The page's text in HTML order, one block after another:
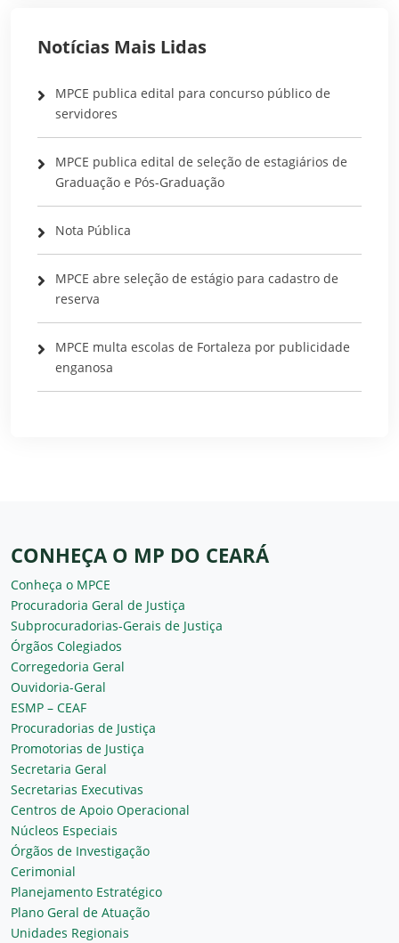
Notícias Mais Lidas
MPCE publica edital para concurso público de
servidores
MPCE publica edital de seleção de estagiários de
Graduação e Pós-Graduação
Nota Pública
MPCE abre seleção de estágio para cadastro de
reserva
MPCE multa escolas de Fortaleza por publicidade
enganosa
CONHEÇA O MP DO CEARÁ
Conheça o MPCE
Procuradoria Geral de Justiça
Subprocuradorias-Gerais de Justiça
Órgãos Colegiados
Corregedoria Geral
Ouvidoria-Geral
ESMP – CEAF
Procuradorias de Justiça
Promotorias de Justiça
Secretaria Geral
Secretarias Executivas
Centros de Apoio Operacional
Núcleos Especiais
Órgãos de Investigação
Cerimonial
Planejamento Estratégico
Plano Geral de Atuação
Unidades Regionais